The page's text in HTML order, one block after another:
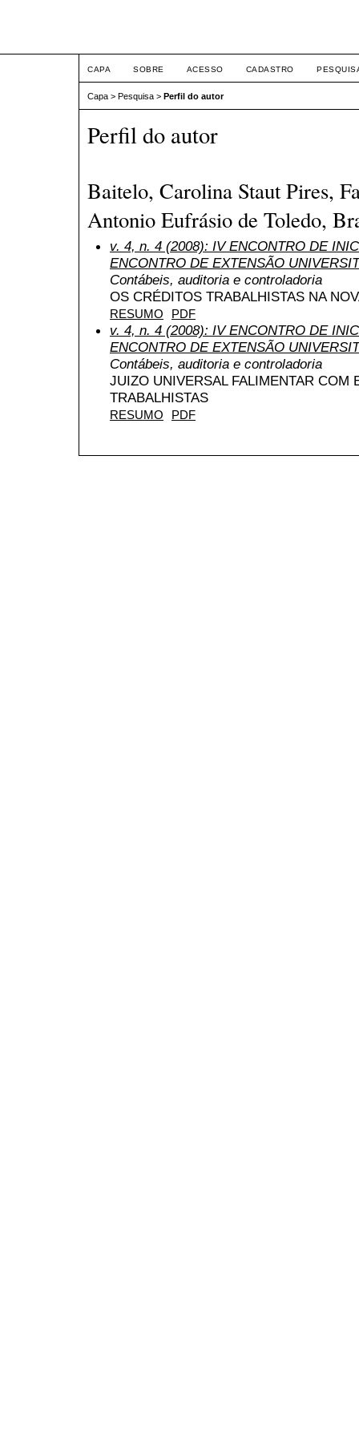
CAPA SOBRE ACESSO CADASTRO
Capa > Pesquisa > Perfil do autor
Perfil do autor
Baitelo, Carolina Staut Pires,
Antonio Eufrásio de Toledo,
v. 4, n. 4 (2008): IV ENCONTRO DE
ENCONTRO DE EXTENSÃO
Contábeis, auditoria e controladoria
OS CRÉDITOS TRABALHISTAS NA
RESUMO PDF
v. 4, n. 4 (2008): IV ENCONTRO DE
ENCONTRO DE EXTENSÃO
Contábeis, auditoria e controladoria
JUIZO UNIVERSAL FALIMENTAR COM
TRABALHISTAS
RESUMO PDF